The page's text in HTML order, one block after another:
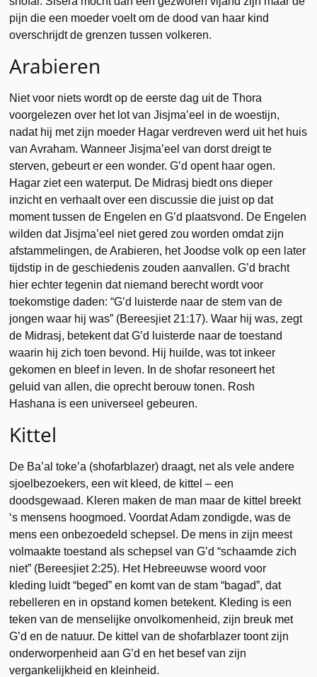
pijn die een moeder voelt om de dood van haar kind
overschrijdt de grenzen tussen volkeren.
Arabieren
Niet voor niets wordt op de eerste dag uit de Thora
voorgelezen over het lot van Jisjma’eel in de woestijn,
nadat hij met zijn moeder Hagar verdreven werd uit het huis
van Avraham. Wanneer Jisjma’eel van dorst dreigt te
sterven, gebeurt er een wonder. G’d opent haar ogen.
Hagar ziet een waterput. De Midrasj biedt ons dieper
inzicht en verhaalt over een discussie die juist op dat
moment tussen de Engelen en G’d plaatsvond. De Engelen
wilden dat Jisjma’eel niet gered zou worden omdat zijn
afstammelingen, de Arabieren, het Joodse volk op een later
tijdstip in de geschiedenis zouden aanvallen. G’d bracht
hier echter tegenin dat niemand berecht wordt voor
toekomstige daden: “G’d luisterde naar de stem van de
jongen waar hij was” (Bereesjiet 21:17). Waar hij was, zegt
de Midrasj, betekent dat G’d luisterde naar de toestand
waarin hij zich toen bevond. Hij huilde, was tot inkeer
gekomen en bleef in leven. In de shofar resoneert het
geluid van allen, die oprecht berouw tonen. Rosh
Hashana is een universeel gebeuren.
Kittel
De Ba’al toke’a (shofarblazer) draagt, net als vele andere
sjoelbezoekers, een wit kleed, de kittel – een
doodsgewaad. Kleren maken de man maar de kittel breekt
‘s mensens hoogmoed. Voordat Adam zondigde, was de
mens een onbezoedeld schepsel. De mens in zijn meest
volmaakte toestand als schepsel van G’d “schaamde zich
niet” (Bereesjiet 2:25). Het Hebreeuwse woord voor
kleding luidt “beged” en komt van de stam “bagad”, dat
rebelleren en in opstand komen betekent. Kleding is een
teken van de menselijke onvolkomenheid, zijn breuk met
G’d en de natuur. De kittel van de shofarblazer toont zijn
onderworpenheid aan G’d en het besef van zijn
vergankelijkheid en kleinheid.